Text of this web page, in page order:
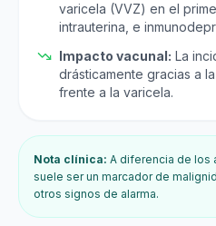
varicela (VVZ) en el
intrauterina, e
Impacto vacunal: La
drásticamente gracias a
frente a la varicela.
Nota clínica: A diferencia de los
suele ser un marcador de
otros signos de alarma.